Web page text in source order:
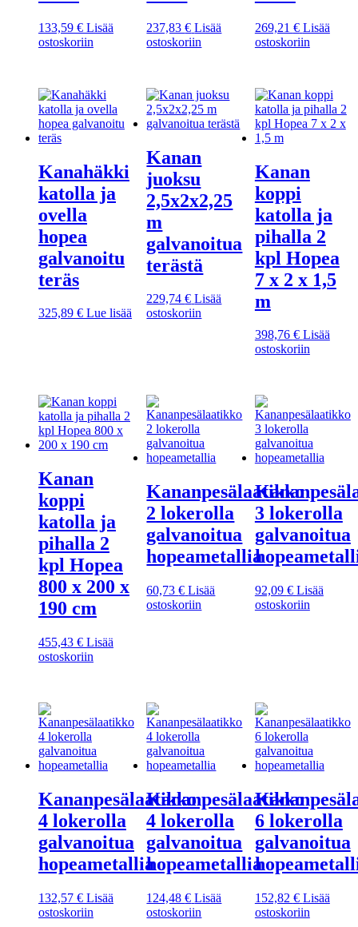
133,59 € Lisää
ostoskoriin
237,83€ Lisää
ostoskoriin
269,21 € Lisää
ostoskoriin
Kanahäkki
katolla ja
ovella
hopea
galvanoitu
teräs
325,89 € Lue lisää
Kanan
juoksu
2,5x2x2,25
m
galvanoitua
terästä
229,74€ Lisää
ostoskoriin
Kanan
koppi
katolla ja
pihalla 2
kpl Hopea
7 x 2 x 1,5
m
398,76 € Lisää
ostoskoriin
Kanan
koppi
katolla ja
pihalla 2
kpl Hopea
800 x 200 x
190 cm
455,43 € Lisää
ostoskoriin
Kananpesälaatikko
2 lokerolla
galvanoitua
hopeametallia
60,73€ Lisää
ostoskoriin
3 lokerolla
galvanoitua
92,09 € Lisää
ostoskoriin
Kananpesälaatikko
4 lokerolla
galvanoitua
hopeametallia
132,57 € Lisää
ostoskoriin
Kananpesälaatikko
4 lokerolla
galvanoitua
hopeametallia
124,48€ Lisää
ostoskoriin
6 lokerolla
galvanoitua
152,82 € Lisää
ostoskoriin